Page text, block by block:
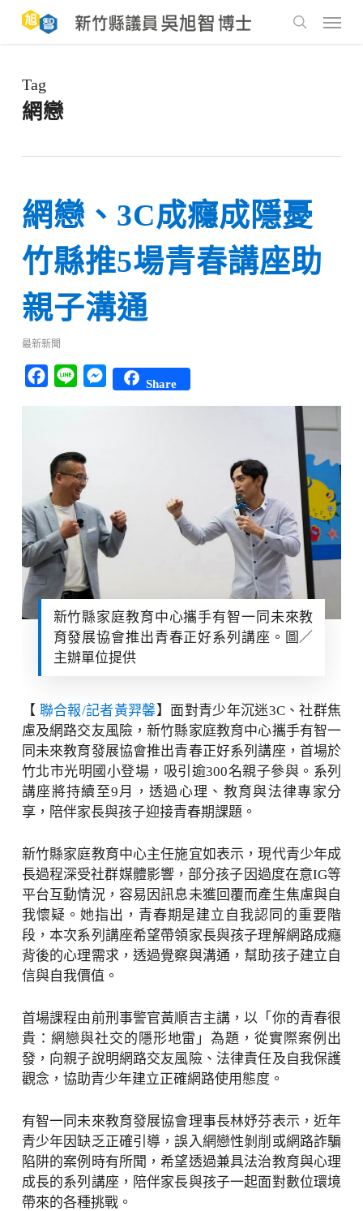
main
Menu
Tag
網戀
網戀、3C成癮成隱憂
竹縣推5場青春講座助
親子溝通
最新新聞
Facebook
Line Messenger
Share
新竹縣家庭教育中心攜手有智一同未來教
育發展協會推出青春正好系列講座。圖／
主辦單位提供
【 聯合報/記者黃羿馨】面對青少年沉迷3C、社群焦
慮及網路交友風險，新竹縣家庭教育中心攜手有智一
同未來教育發展協會推出青春正好系列講座，首場於
竹北市光明國小登場，吸引逾300名親子參與。系列
講座將持續至9月，透過心理、教育與法律專家分
享，陪伴家長與孩子迎接青春期課題。
新竹縣家庭教育中心主任施宜如表示，現代青少年成
長過程深受社群媒體影響，部分孩子因過度在意IG等
平台互動情況，容易因訊息未獲回覆而產生焦慮與自
我懷疑。她指出，青春期是建立自我認同的重要階
段，本次系列講座希望帶領家長與孩子理解網路成癮
背後的心理需求，透過覺察與溝通，幫助孩子建立自
信與自我價值。
首場課程由前刑事警官黃順吉主講，以「你的青春很
貴：網戀與社交的隱形地雷」為題，從實際案例出
發，向親子說明網路交友風險、法律責任及自我保護
觀念，協助青少年建立正確網路使用態度。
有智一同未來教育發展協會理事長林妤芬表示，近年
青少年因缺乏正確引導，誤入網戀性剝削或網路詐騙
陷阱的案例時有所聞，希望透過兼具法治教育與心理
成長的系列講座，陪伴家長與孩子一起面對數位環境
帶來的各種挑戰。